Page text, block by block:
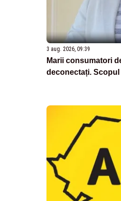
3 aug. 2026, 09:39
Marii consumatori
deconectați.